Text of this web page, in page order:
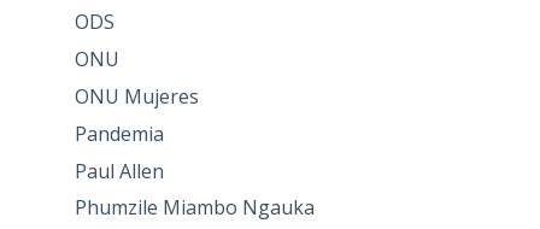
ODS
ONU
ONU Mujeres
Pandemia
Paul Allen
Phumzile Miambo Ngauka